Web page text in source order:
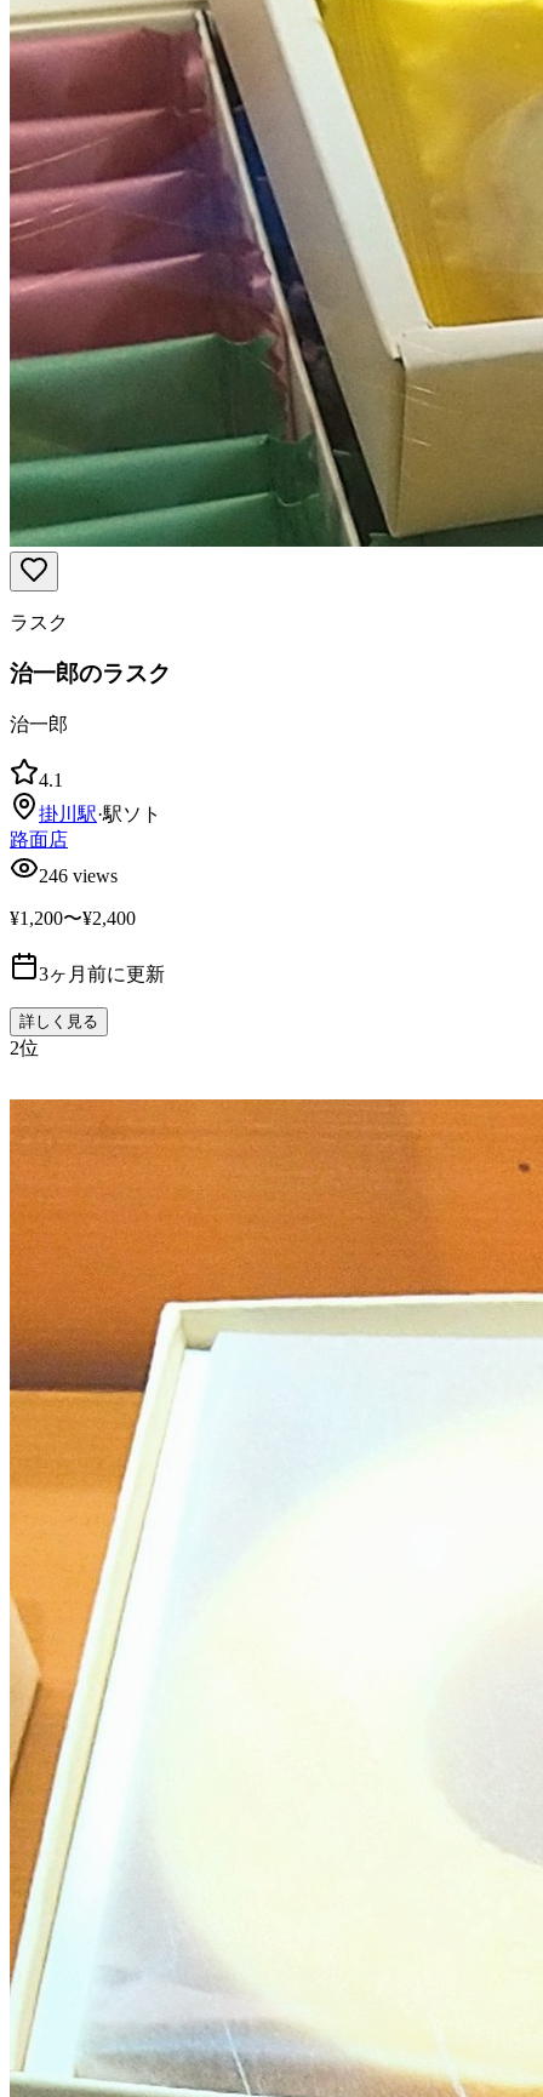
ラスク
治一郎のラスク
治一郎
4.1
掛川 駅·駅ソト
路面店
246 views
¥1,200〜¥2,400
3ヶ月前に更新
詳しく見る
2位